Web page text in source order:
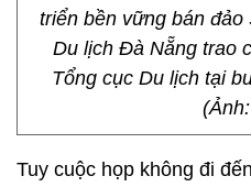
triển bền vững bán đảo
Du lịch Đà Nẵng trao
Tổng cục Du lịch tại
Tuy cuộc họp không đi